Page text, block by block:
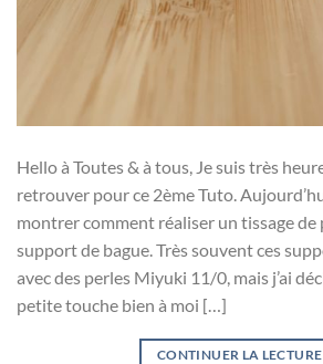
Hello à Toutes & à tous, Je suis très
retrouver pour ce 2ème Tuto.
montrer comment réaliser un tissage de
support de bague. Très souvent ces
avec des perles Miyuki 11/0, mais j’ai
petite touche bien à moi […]
CONTINUER LA LECTURE